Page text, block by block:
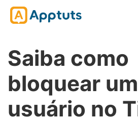
Saiba como
bloquear um
usuário no